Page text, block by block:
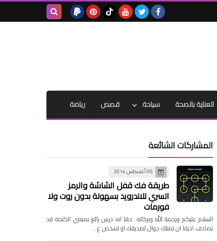
العناية بالصحة سياحة قصص رياضة
المشاركات الشائعة
05 أغسطس 2014
طريقة فك قفل الشاشة والرمز
السري للاندرويد بسهولة بدون روت ولا
فورمات
السلام عليكم ورحمة الله وبركاته حقا انه درس رائع بمعني الكلمة قد
تصادف احيانا ان تمتلك جوال لصديقك او لشخص ع…